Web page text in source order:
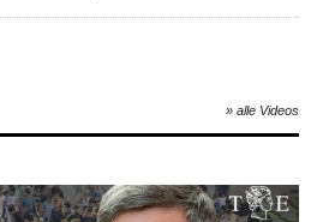
» alle Videos